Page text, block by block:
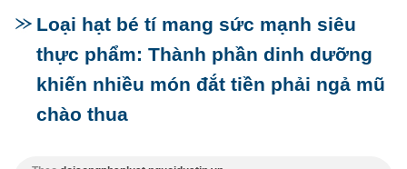
Loại hạt bé tí mang sức mạnh siêu
thực phẩm: Thành phần dinh dưỡng
khiến nhiều món đắt tiền phải ngả mũ
chào thua